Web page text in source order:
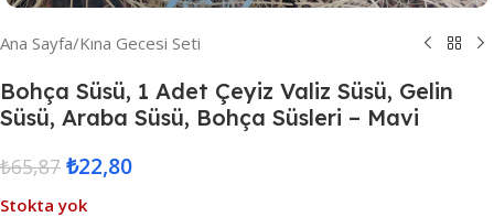
Ana Sayfa/Kına Gecesi Seti
Bohça Süsü, 1 Adet Çeyiz Valiz Süsü, Gelin
Süsü, Araba Süsü, Bohça Süsleri – Mavi
₺65,87 ₺22,80
Stokta yok